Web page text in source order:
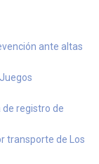
ante altas
de registro de
transporte de Los